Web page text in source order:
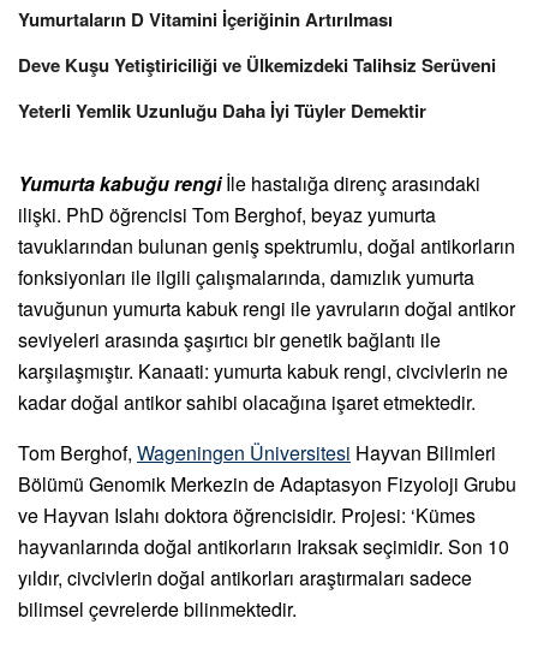
Yumurtaların D Vitamini İçeriğinin Artırılması
Deve Kuşu Yetiştiriciliği ve Ülkemizdeki Talihsiz Serüveni
Yeterli Yemlik Uzunluğu Daha İyi Tüyler Demektir
Yumurta kabuğu rengiİle hastalığa direnç arasındaki
ilişki. PhD öğrencisi Tom Berghof, beyaz yumurta
tavuklarından bulunan geniş spektrumlu, doğal antikorların
fonksiyonları ile ilgili çalışmalarında, damızlık yumurta
tavuğunun yumurta kabuk rengi ile yavruların doğal antikor
seviyeleri arasında şaşırtıcı bir genetik bağlantı ile
karşılaşmıştır. Kanaati: yumurta kabuk rengi, civcivlerin ne
kadar doğal antikor sahibi olacağına işaret etmektedir.
Tom Berghof, Wageningen Üniversitesi Hayvan Bilimleri
Bölümü Genomik Merkezin de Adaptasyon Fizyoloji Grubu
ve Hayvan Islahı doktora öğrencisidir. Projesi: ‘Kümes
hayvanlarında doğal antikorların Iraksak seçimidir. Son 10
yıldır, civcivlerin doğal antikorları araştırmaları sadece
bilimsel çevrelerde bilinmektedir.